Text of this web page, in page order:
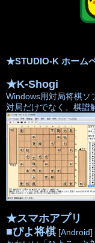
★STUDIO-K ホーム
★K-Shogi
Windows用対局将棋ソ
対局だけでなく、棋譜
★スマホアプリ
■ぴよ将棋 [Android]